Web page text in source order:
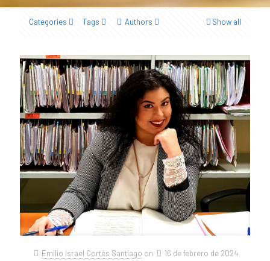
Categories Tags Authors Show all
Emilio Israel Cortés Santiago on 16 de febrero de 2024